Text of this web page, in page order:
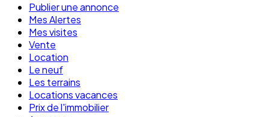
Publier une annonce
Mes Alertes
Mes visites
Vente
Location
Le neuf
Les terrains
Locations vacances
Prix de l'immobilier